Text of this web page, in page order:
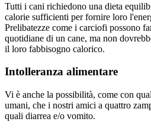
Tutti i cani richiedono una dieta
calorie sufficienti per fornire loro
Prelibatezze come i carciofi possono
quotidiane di un cane, ma non
il loro fabbisogno calorico.
Intolleranza alimentare
Vi è anche la possibilità, come con
umani, che i nostri amici a quattro
quali diarrea e/o vomito.